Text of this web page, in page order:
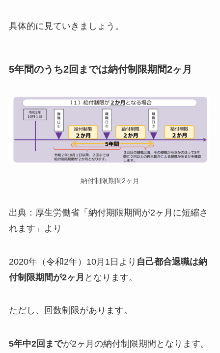
具体的に見ていきましょう。
5年間のうち2回までは納付制限期間2ヶ月
納付制限期間2ヶ月
出典：厚生労働省「納付期限期間が2ヶ月に短縮さ
れます」より
2020年（令和2年）10月1日より 自己都合退職は納
付制限期間が2ヶ月 となります。
ただし、回数制限があります。
5年中2回までが2ヶ月の納付制限期間となります。